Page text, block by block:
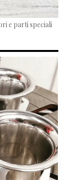
e parti speciali